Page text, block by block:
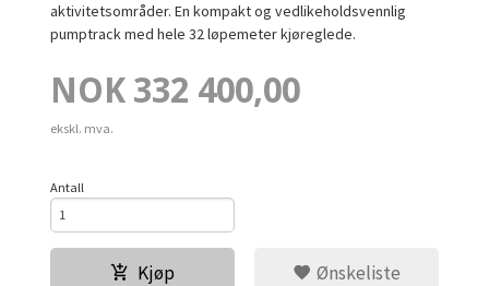
aktivitetsområder. En kompakt og vedlikeholdsvennlig
pumptrack med hele 32 løpemeter kjøreglede.
Pris
NOK 332 400,00
ekskl. mva.
Antall
Kjøp Ønskeliste